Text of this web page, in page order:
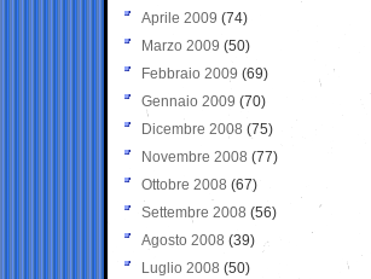
Aprile 2009 (74)
Marzo 2009 (50)
Febbraio 2009 (69)
Gennaio 2009 (70)
Dicembre 2008 (75)
Novembre 2008 (77)
Ottobre 2008 (67)
Settembre 2008 (56)
Agosto 2008 (39)
Luglio 2008 (50)